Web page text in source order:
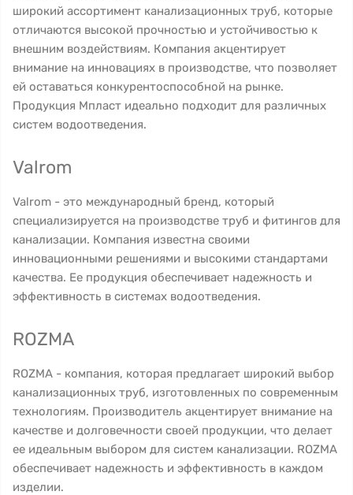
широкий ассортимент канализационных труб, которые
отличаются высокой прочностью и устойчивостью к
внешним воздействиям. Компания акцентирует
внимание на инновациях в производстве, что позволяет
ей оставаться конкурентоспособной на рынке.
Продукция Мпласт идеально подходит для различных
систем водоотведения.
Valrom
Valrom - это международный бренд, который
специализируется на производстве труб и фитингов для
канализации. Компания известна своими
инновационными решениями и высокими стандартами
качества. Ее продукция обеспечивает надежность и
эффективность в системах водоотведения.
ROZMA
ROZMA - компания, которая предлагает широкий выбор
канализационных труб, изготовленных по современным
технологиям. Производитель акцентирует внимание на
качестве и долговечности своей продукции, что делает
ее идеальным выбором для систем канализации. ROZMA
обеспечивает надежность и эффективность в каждом
изделии.